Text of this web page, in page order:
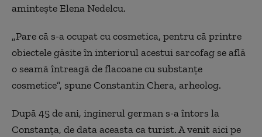
amintește Elena Nedelcu.
„Pare că s-a ocupat cu cosmetica, pentru că printre
obiectele găsite în interiorul acestui sarcofag se află
o seamă întreagă de flacoane cu substanţe
cosmetice”, spune Constantin Chera, arheolog.
După 45 de ani, inginerul german s-a întors la
Constanţa, de data aceasta ca turist. A venit aici pe